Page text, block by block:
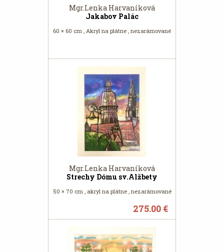
Mgr.Lenka Harvaníková
Jakabov Palác
60 × 60 cm , Akryl na plátne , nezarámované
Mgr.Lenka Harvaníková
Strechy Dómu sv.Alžbety
50 × 70 cm , akryl na plátne , nezarámované
275.00 €